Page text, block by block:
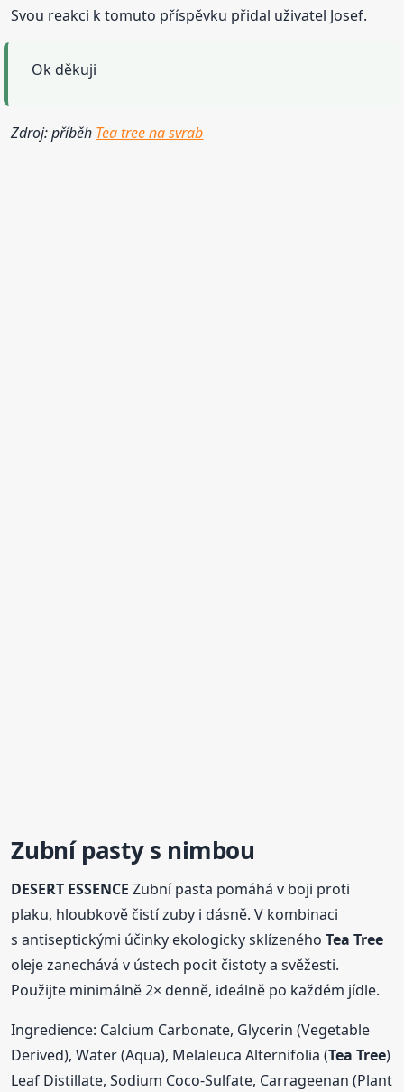
Svou reakci k tomuto příspěvku přidal uživatel Josef.
Ok děkuji
Zdroj: příběh Tea tree na svrab
Zubní pasty s nimbou
DESERT ESSENCE Zubní pasta pomáhá v boji proti
plaku, hloubkově čistí zuby i dásně. V kombinaci
s antiseptickými účinky ekologicky sklízenéhoTea Tree
oleje zanechává v ústech pocit čistoty a svěžesti.
Použijte minimálně 2× denně, ideálně po každém jídle.
Ingredience: Calcium Carbonate, Glycerin (Vegetable
Derived), Water (Aqua), Melaleuca Alternifolia (Tea Tree)
Leaf Distillate, Sodium Coco-Sulfate, Carrageenan (Plant